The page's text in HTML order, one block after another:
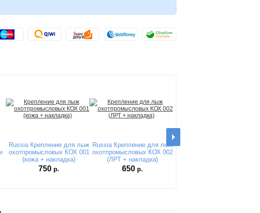
Russia Крепление для лыж
охотпромысловых КОХ 001
(кожа + накладка)
750 р.
Russia Крепление для лыж
охотпромысловых КОХ 002
(ЛРТ + накладка)
650 р.